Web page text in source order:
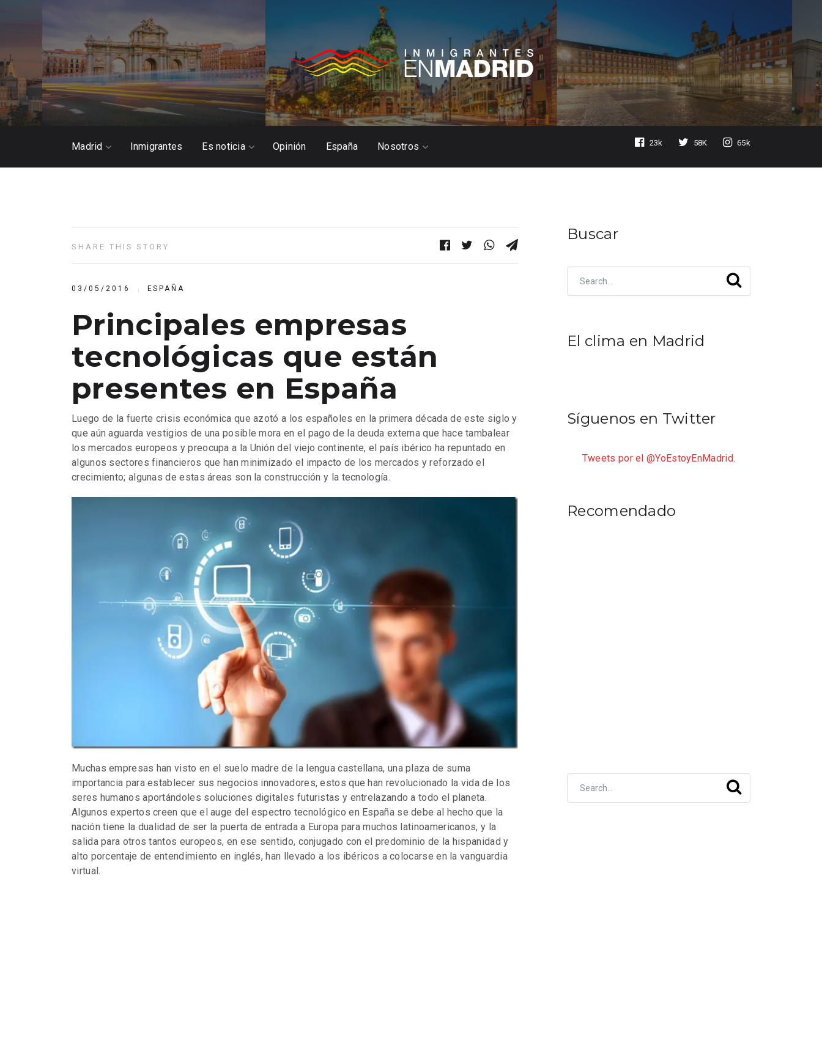
Madrid Inmigrantes Es noticia Opinión España Nosotros 23k 58K 65k
SHARE THIS STORY
03/05/2016 ESPAÑA
Principales empresas
tecnológicas que están
presentes en España
Luego de la fuerte crisis económica que azotó a los españoles en la primera década de este siglo y
que aún aguarda vestigios de una posible mora en el pago de la deuda externa que hace tambalear
los mercados europeos y preocupa a la Unión del viejo continente, el país ibérico ha repuntado en
algunos sectores financieros que han minimizado el impacto de los mercados y reforzado el
crecimiento; algunas de estas áreas son la construcción y la tecnología.
Muchas empresas han visto en el suelo madre de la lengua castellana, una plaza de suma
importancia para establecer sus negocios innovadores, estos que han revolucionado la vida de los
seres humanos aportándoles soluciones digitales futuristas y entrelazando a todo el planeta.
Algunos expertos creen que el auge del espectro tecnológico en España se debe al hecho que la
nación tiene la dualidad de ser la puerta de entrada a Europa para muchos latinoamericanos, y la
salida para otros tantos europeos, en ese sentido, conjugado con el predominio de la hispanidad y
alto porcentaje de entendimiento en inglés, han llevado a los ibéricos a colocarse en la vanguardia
virtual.
Buscar
El clima en Madrid
Síguenos en Twitter
Tweets por el @YoEstoyEnMadrid.
Recomendado